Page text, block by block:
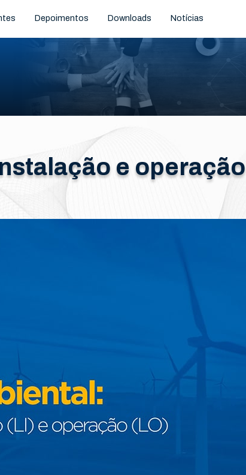
Depoimentos Downloads Notícias
e operação